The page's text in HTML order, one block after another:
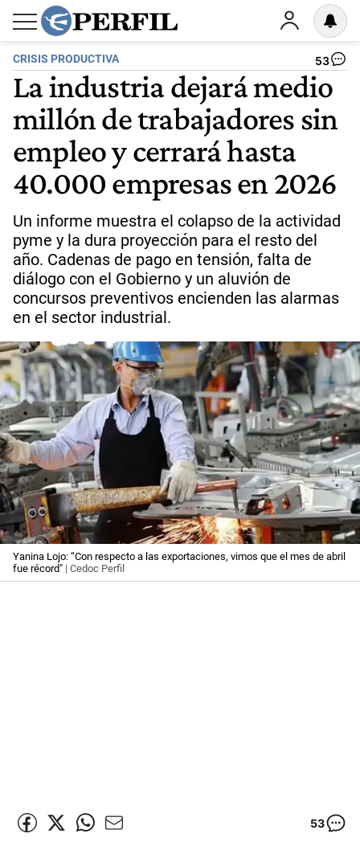
CRISIS PRODUCTIVA 53
La industria dejará medio
millón de trabajadores sin
empleo y cerrará hasta
40.000 empresas en 2026
Un informe muestra el colapso de la actividad
pyme y la dura proyección para el resto del
año. Cadenas de pago en tensión, falta de
diálogo con el Gobierno y un aluvión de
concursos preventivos encienden las alarmas
en el sector industrial.
Yanina Lojo: “Con respecto a las exportaciones, vimos que el mes de abril
fue récord" | Cedoc Perfil
53